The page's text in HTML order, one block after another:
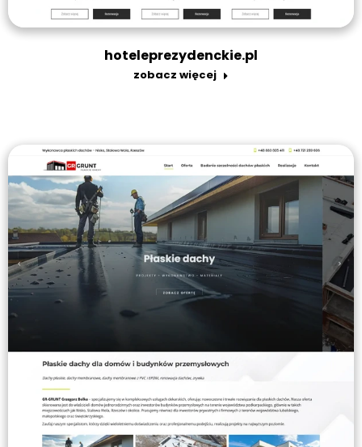
hoteleprezydenckie.pl
zobacz więcej